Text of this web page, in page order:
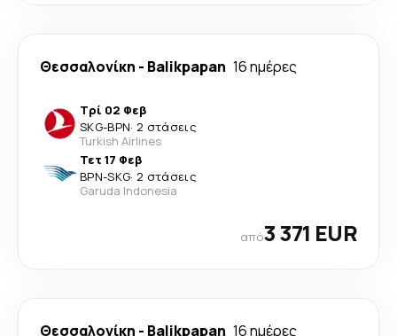
Θεσσαλονίκη - Balikpapan 16 ημέρες
Τρί 02 Φεβ
SKG-BPN· 2 στάσεις
Turkish Airlines
Τετ 17 Φεβ
BPN-SKG· 2 στάσεις
Garuda Indonesia
από3 371 EUR
Θεσσαλονίκη - Balikpapan 16 ημέρες